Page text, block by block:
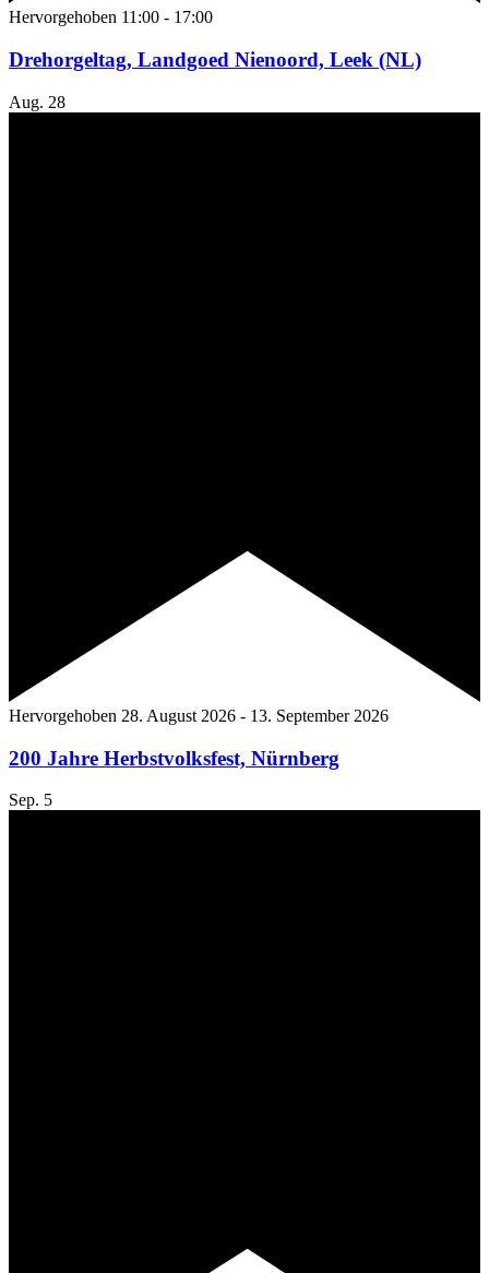
Hervorgehoben 11:00 - 17:00
Drehorgeltag, Landgoed Nienoord, Leek (NL)
Aug. 28
Hervorgehoben 28. August 2026 - 13. September 2026
200 Jahre Herbstvolksfest, Nürnberg
Sep. 5